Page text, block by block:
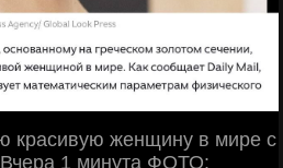
красивую женщину в мире с
Вчера 1 минута ФОТО: